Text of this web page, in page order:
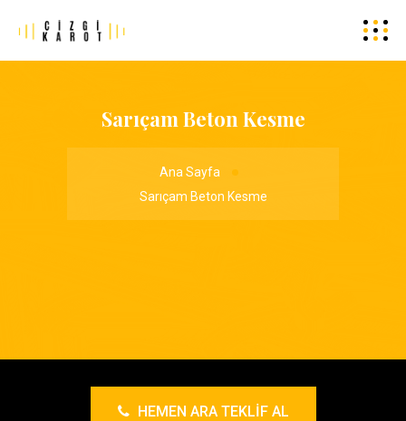
Sarıçam Beton Kesme
Ana Sayfa
Sarıçam Beton Kesme
HEMEN ARA TEKLIF AL